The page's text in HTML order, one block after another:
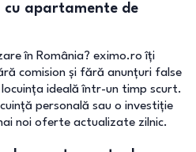
cu apartamente de
în România? eximo.ro îți
comision și fără anunțuri false
ideală într-un timp scurt.
personală sau o investiție
noi oferte actualizate zilnic.